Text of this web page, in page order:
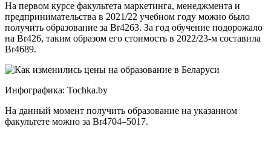
На первом курсе факультета маркетинга, менеджмента и
предпринимательства в 2021/22 учебном году можно было
получить образование за Br4263. За год обучение подорожало
на Br426, таким образом его стоимость в 2022/23-м составила
Br4689.
Инфографика: Tochka.by
На данный момент получить образование на указанном
факультете можно за Br4704–5017.